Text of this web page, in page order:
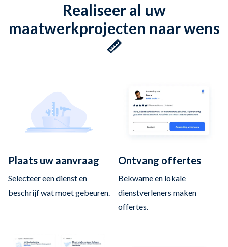
Realiseer al uw
maatwerkprojecten naar wens
📏
Plaats uw aanvraag
Selecteer een dienst en
beschrijf wat moet gebeuren.
Ontvang offertes
Bekwame en lokale
dienstverleners maken
offertes.